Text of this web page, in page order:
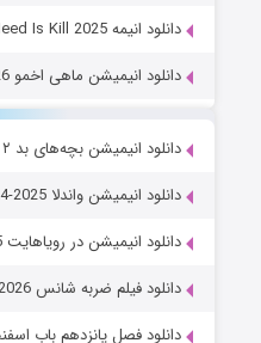
دانلود انیمه All You Need Is Kill 2025
دانلود انیمیشن ماهی اخمو The Pout-Pout Fish 2026
دانلود انیمیشن بچه‌های بد ۲ The Bad Guys 2 (2025)
دانلود انیمیشن واندلا WondLa 2024-2025
دانلود انیمیشن در رویاهایت In Your Dreams 2025
دانلود فیلم ضربه شانس Lucky Strike 2026